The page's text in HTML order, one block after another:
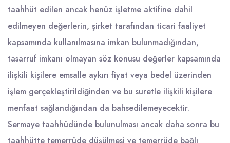
taahhüt edilen ancak henüz işletme aktifine dahil
edilmeyen değerlerin, şirket tarafından ticari faaliyet
kapsamında kullanılmasına imkan bulunmadığından,
tasarruf imkanı olmayan söz konusu değerler kapsamında
ilişkili kişilere emsalle aykırı fiyat veya bedel üzerinden
işlem gerçekleştirildiğinden ve bu suretle ilişkili kişilere
menfaat sağlandığından da bahsedilemeyecektir.
Sermaye taahhüdünde bulunulması ancak daha sonra bu